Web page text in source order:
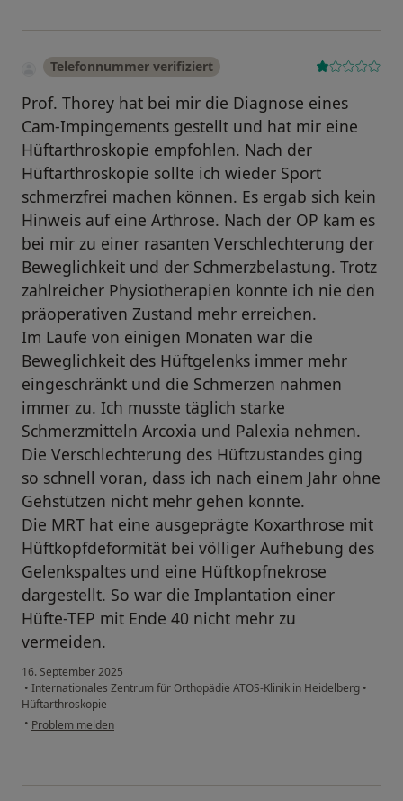
Telefonnummer verifiziert
Prof. Thorey hat bei mir die Diagnose eines
Cam-Impingements gestellt und hat mir eine
Hüftarthroskopie empfohlen. Nach der
Hüftarthroskopie sollte ich wieder Sport
schmerzfrei machen können. Es ergab sich kein
Hinweis auf eine Arthrose. Nach der OP kam es
bei mir zu einer rasanten Verschlechterung der
Beweglichkeit und der Schmerzbelastung. Trotz
zahlreicher Physiotherapien konnte ich nie den
präoperativen Zustand mehr erreichen.
Im Laufe von einigen Monaten war die
Beweglichkeit des Hüftgelenks immer mehr
eingeschränkt und die Schmerzen nahmen
immer zu. Ich musste täglich starke
Schmerzmitteln Arcoxia und Palexia nehmen.
Die Verschlechterung des Hüftzustandes ging
so schnell voran, dass ich nach einem Jahr ohne
Gehstützen nicht mehr gehen konnte.
Die MRT hat eine ausgeprägte Koxarthrose mit
Hüftkopfdeformität bei völliger Aufhebung des
Gelenkspaltes und eine Hüftkopfnekrose
dargestellt. So war die Implantation einer
Hüfte-TEP mit Ende 40 nicht mehr zu
vermeiden.
16. September 2025
• Internationales Zentrum für Orthopädie ATOS-Klinik in Heidelberg •
Hüftarthroskopie
• Problem melden